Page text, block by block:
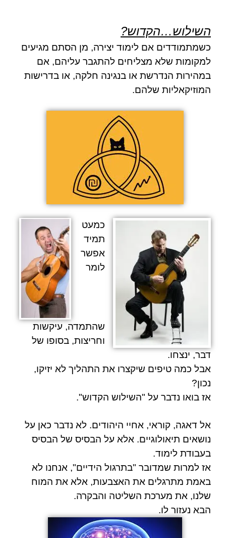
השילוש…הקדוש?
כשמתמודדים אם לימוד יצירה, מן הסתם מגיעים
למקומות שלא מצליחים להתגבר עליהם, אם
במהירות הנדרשת או בנגינה חלקה, או בדרישות
המוזיקאליות שלהם.
כמעט
תמיד
אפשר
לומר
שהתמדה, עיקשות
וחריצות, בסופו של
דבר, ינצחו.
אבל כמה טיפים שיקצרו את התהליך לא יזיקו,
נכון?
אז בואו נדבר על "השילוש הקדוש".
אל דאגה, קוראי, אחיי היהודים. לא נדבר כאן על
נושאים תיאולוגיים. אלא על הבסיס של הבסיס
בעבודת לימוד.
אז למרות שמדובר "בתרגול הידיים", אנחנו לא
באמת מתרגלים את האצבעות, אלא את המוח
שלנו, את מערכת השליטה והבקרה.
הבא נעזור לו.